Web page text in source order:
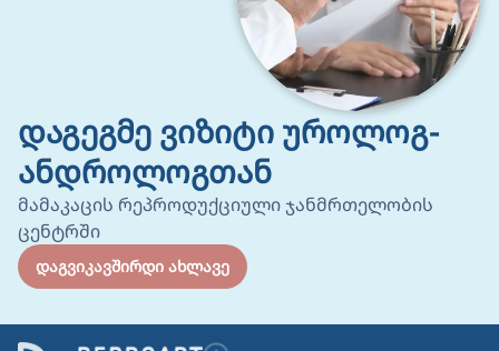
დაგეგმე ვიზიტი უროლოგ-
ანდროლოგთან
მამაკაცის რეპროდუქციული ჯანმრთელობის
ცენტრში
დაგვიკავშირდი ახლავე